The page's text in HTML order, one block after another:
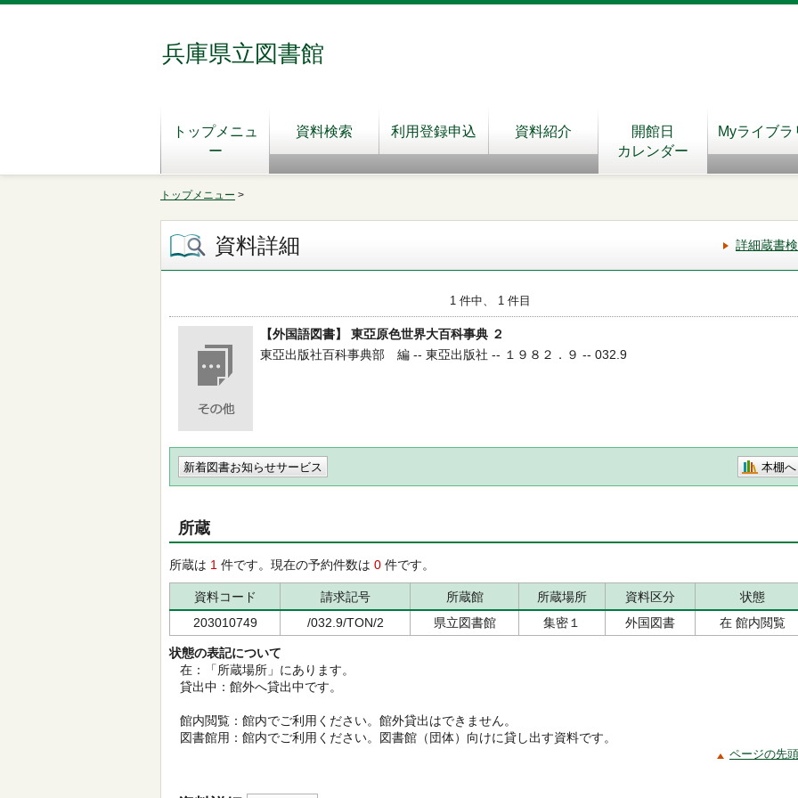
兵庫県立図書館
トップメニュ
ー
資料検索 利用登録申込 資料紹介
開館日
カレンダー
Myライブラ
トップメニュー >
資料詳細 詳細蔵書
1 件中、 1 件目
【外国語図書】 東亞原色世界大百科事典 ２
東亞出版社百科事典部 編 -- 東亞出版社 -- １９８２．９ -- 032.9
新着図書お知らせサービス 本棚へ
所蔵
所蔵は 1 件です。現在の予約件数は 0 件です。
資料コード 請求記号 所蔵館 所蔵場所 資料区分
状態
203010749
/032.9/TON/2 県立図書館 集密１ 外国図書 在 館内閲覧
状態の表記について
在：「所蔵場所」にあります。
貸出中：館外へ貸出中です。
館内閲覧：館内でご利用ください。館外貸出はできません。
図書館用：館内でご利用ください。図書館（団体）向けに貸し出す資料です。
ページの先